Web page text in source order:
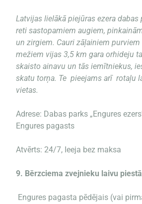
Latvijas lielākā piejūras ezera dabas
reti sastopamiem augiem,
un zirgiem. Cauri zāļainiem
mežiem vijas 3,5 km gara orhideju
skaisto ainavu un tās iemītniekus,
skatu torņa. Te pieejams arī rotaļu
vietas.
Adrese: Dabas parks „Engures
Engures pagasts
Atvērts: 24/7, Ieeja bez maksa
9. Bērzciema zvejnieku laivu
Engures pagasta pēdējais (vai